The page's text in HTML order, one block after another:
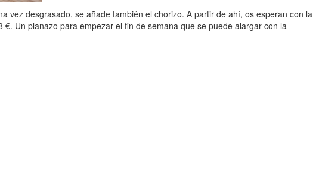
vez desgrasado, se añade también el chorizo. A partir de ahí, os esperan con la
Un planazo para empezar el fin de semana que se puede alargar con la